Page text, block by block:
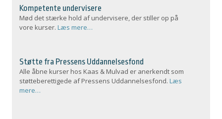
Kompetente undervisere
Mød det stærke hold af undervisere, der stiller op på
vore kurser.Læs mere…
Støtte fra Pressens Uddannelsesfond
Alle åbne kurser hos Kaas & Mulvad er anerkendt som
støtteberettigede af Pressens Uddannelsesfond.Læs
mere…